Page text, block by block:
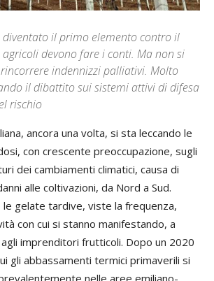
il primo elemento contro il
devono fare i conti. Ma non si
indennizzi palliativi. Molto
il dibattito sui sistemi attivi di difesa
rischio
ancora una volta, si sta leccando le
con crescente preoccupazione, sugli
dei cambiamenti climatici, causa di
alle coltivazioni, da Nord a Sud.
gelate tardive, viste la frequenza,
con cui si stanno manifestando, a
agli imprenditori frutticoli. Dopo un 2020
gli abbassamenti termici primaverili si
nelle aree emiliano-